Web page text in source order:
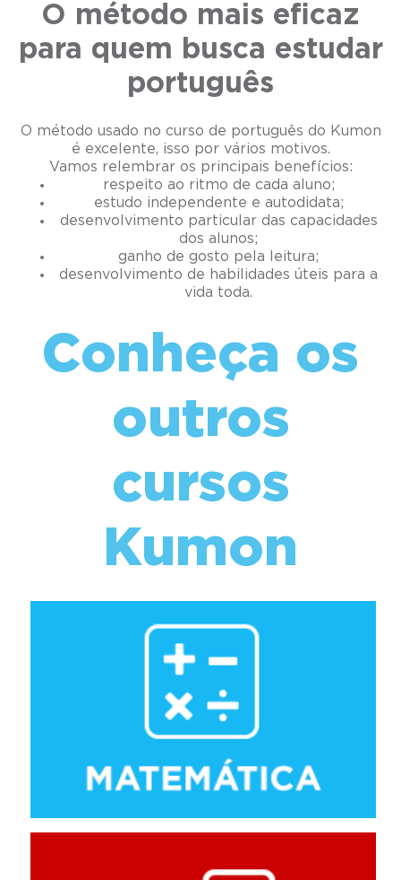
O método mais eficaz
para quem busca estudar
português
O método usado no curso de português do Kumon
é excelente, isso por vários motivos.
Vamos relembrar os principais benefícios:
respeito ao ritmo de cada aluno;
estudo independente e autodidata;
desenvolvimento particular das capacidades
dos alunos;
ganho de gosto pela leitura;
desenvolvimento de habilidades úteis para a
vida toda.
Conheça os
outros
cursos
Kumon